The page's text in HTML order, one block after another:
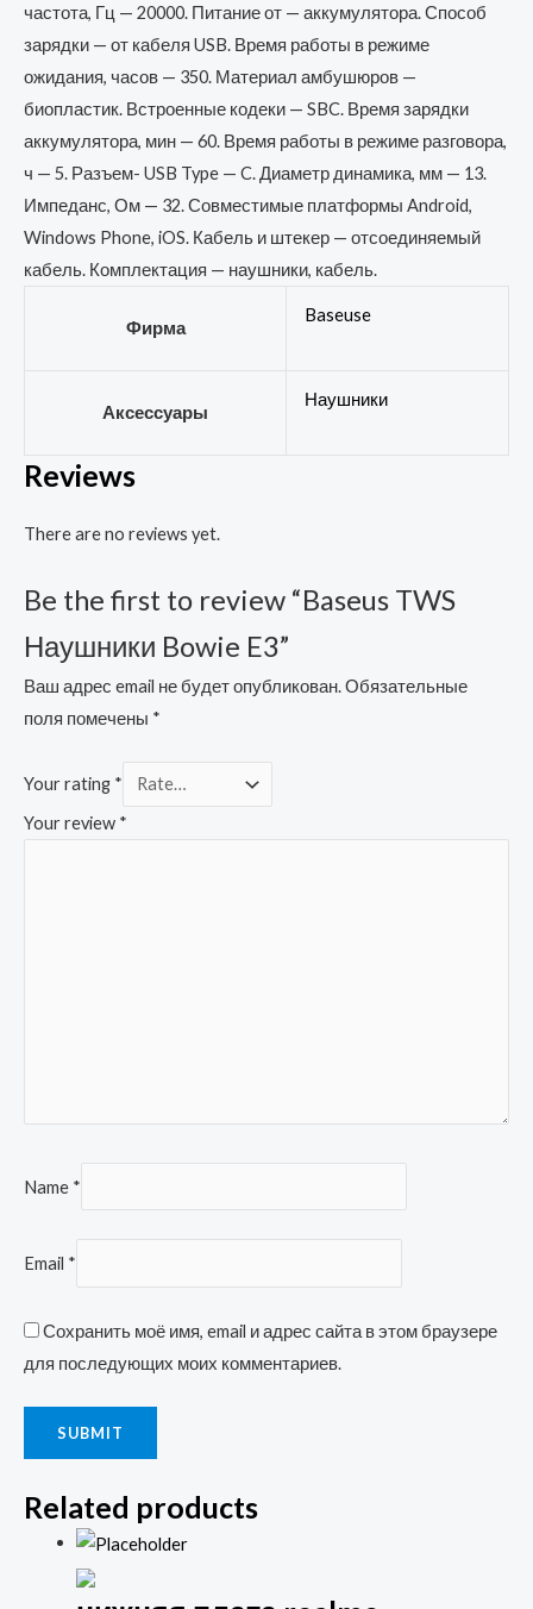
частота, Гц — 20000. Питание от — аккумулятора. Способ
зарядки — от кабеля USB. Время работы в режиме
ожидания, часов — 350. Материал амбушюров —
биопластик. Встроенные кодеки — SBC. Время зарядки
аккумулятора, мин — 60. Время работы в режиме разговора,
ч — 5. Разъем- USB Type — C. Диаметр динамика, мм — 13.
Импеданс, Ом — 32. Совместимые платформы Android,
Windows Phone, iOS. Кабель и штекер — отсоединяемый
кабель. Комплектация — наушники, кабель.
Фирма
Baseuse
Аксессуары
Наушники
Reviews
There are no reviews yet.
Be the first to review “Baseus TWS
Наушники Bowie E3”
Ваш адрес email не будет опубликован.Обязательные
поля помечены *
Your rating *
Your review *
Name *
Email *
Сохранить моё имя, email и адрес сайта в этом браузере
для последующих моих комментариев.
Related products